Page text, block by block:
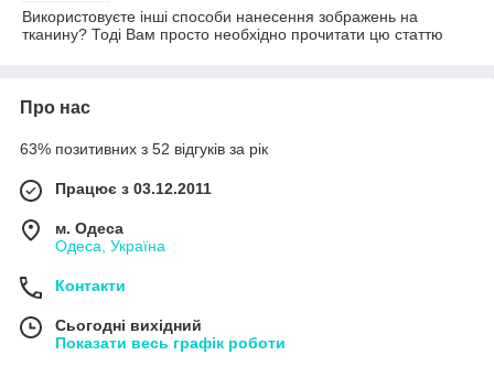
Використовуєте інші способи нанесення зображень на
тканину? Тоді Вам просто необхідно прочитати цю статтю
Про нас
63% позитивних з 52 відгуків за рік
Працює з 03.12.2011
м. Одеса
Одеса, Україна
Контакти
Сьогодні вихідний
Показати весь графік роботи